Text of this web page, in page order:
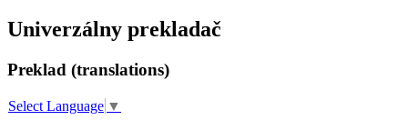
Univerzálny prekladač
Preklad (translations)
Select Language ▼